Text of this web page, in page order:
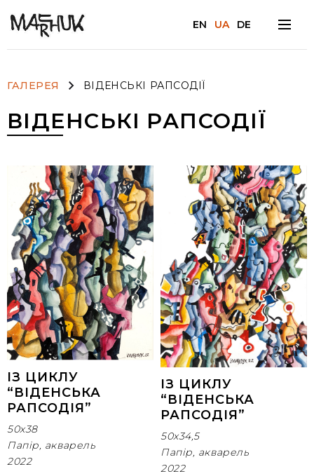
EN UA DE
Facebook
ГАЛЕРЕЯ ВІДЕНСЬКІ РАПСОДІЇ
ВІДЕНСЬКІ РАПСОДІЇ
ІЗ ЦИКЛУ
“ВІДЕНСЬКА
РАПСОДІЯ”
50х38
Папір, акварель
2022
ІЗ ЦИКЛУ
“ВІДЕНСЬКА
РАПСОДІЯ”
50х34,5
Папір, акварель
2022